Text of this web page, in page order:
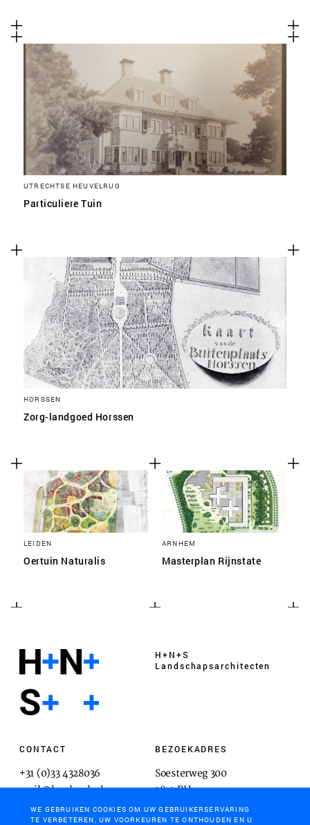
UTRECHTSE HEUVELRUG
Particuliere Tuin
HORSSEN
Zorg-landgoed Horssen
LEIDEN
Oertuin Naturalis
ARNHEM
Masterplan Rijnstate
H+N+S
Landschaps­architecten
CONTACT
+31 (0)33 4328036
mail@hnsland.nl
BEZOEKADRES
Soesterweg 300
3812 BH
Amersfoort
WE GEBRUIKEN COOKIES OM UW GEBRUIKERSERVARING
TE VERBETEREN, UW VOORKEUREN TE ONTHOUDEN EN U